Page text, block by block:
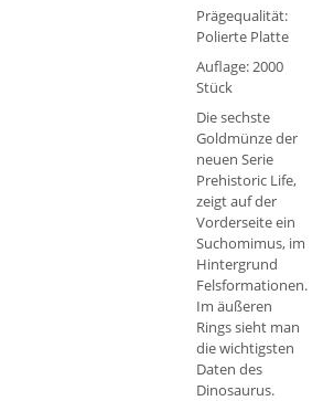
Prägequalität:
Polierte Platte
Auflage: 2000
Stück
Die sechste
Goldmünze der
neuen Serie
Prehistoric Life,
zeigt auf der
Vorderseite ein
Suchomimus, im
Hintergrund
Felsformationen.
Im äußeren
Rings sieht man
die wichtigsten
Daten des
Dinosaurus.